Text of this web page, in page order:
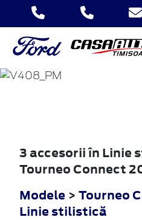
3 accesorii în Linie
Tourneo Connect
Modele > Tourneo
Linie stilistică